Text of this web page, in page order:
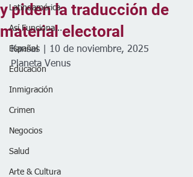
Latinoamérica
Así Funciona...
Español
Educación
Inmigración
Crimen
Negocios
Salud
Arte & Cultura
y piden la traducción de
material electoral
Kansas | 10 de noviembre, 2025
Planeta Venus